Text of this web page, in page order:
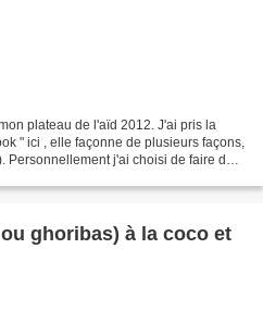
plateau de l'aïd 2012. J'ai pris la
" ici , elle façonne de plusieurs façons,
Personnellement j'ai choisi de faire des
ghoribas) à la coco et